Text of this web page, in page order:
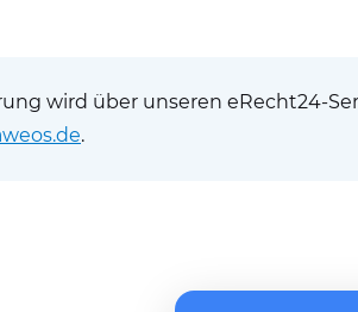
wird über unseren eRecht24-
.